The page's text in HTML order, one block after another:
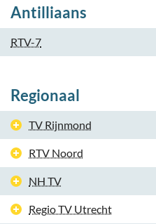
Antilliaans
RTV-7
Regionaal
TV Rijnmond
RTV Noord
NH TV
Regio TV Utrecht